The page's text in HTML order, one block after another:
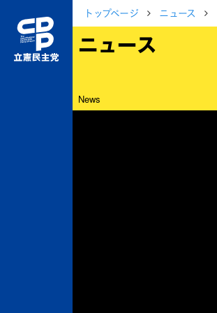
トップページ ニュース
ニュース
News